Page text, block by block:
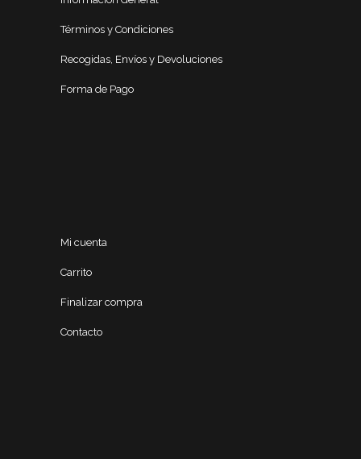
Términos y Condiciones
Recogidas, Envíos y Devoluciones
Forma de Pago
Mi cuenta
Carrito
Finalizar compra
Contacto